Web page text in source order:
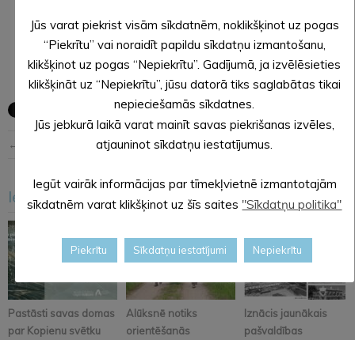
← Iepriekšējā ziņa Nākošā ziņa →
Iesakām arī šo
Pastāsti savas domas
par Kopienu svētku
Alūksnē notiks
orientēšanās
Iznācis jaunākais
pašvaldības
< >
Jūs varat piekrist visām sīkdatnēm, noklikšķinot uz pogas
“Piekrītu” vai noraidīt papildu sīkdatņu izmantošanu,
klikšķinot uz pogas “Nepiekrītu”. Gadījumā, ja izvēlēsieties
klikšķināt uz “Nepiekrītu”, jūsu datorā tiks saglabātas tikai
nepieciešamās sīkdatnes.
Jūs jebkurā laikā varat mainīt savas piekrišanas izvēles,
atjauninot sīkdatņu iestatījumus.
Iegūt vairāk informācijas par tīmekļvietnē izmantotajām
sīkdatnēm varat klikšķinot uz šīs saites "Sīkdatņu politika"
Piekrītu Sīkdatņu iestatījumi Nepiekrītu